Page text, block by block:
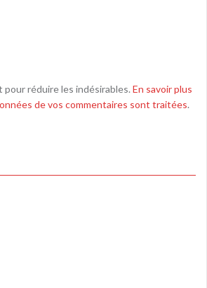
réduire les indésirables. En savoir plus
de vos commentaires sont traitées.